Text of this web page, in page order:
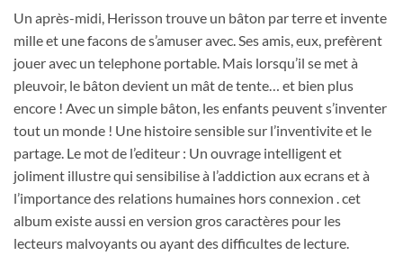
Un après-midi, Herisson trouve un bâton par terre et invente
mille et une facons de s’amuser avec. Ses amis, eux, prefèrent
jouer avec un telephone portable. Mais lorsqu’il se met à
pleuvoir, le bâton devient un mât de tente… et bien plus
encore ! Avec un simple bâton, les enfants peuvent s’inventer
tout un monde ! Une histoire sensible sur l’inventivite et le
partage. Le mot de l’editeur : Un ouvrage intelligent et
joliment illustre qui sensibilise à l’addiction aux ecrans et à
l’importance des relations humaines hors connexion . cet
album existe aussi en version gros caractères pour les
lecteurs malvoyants ou ayant des difficultes de lecture.